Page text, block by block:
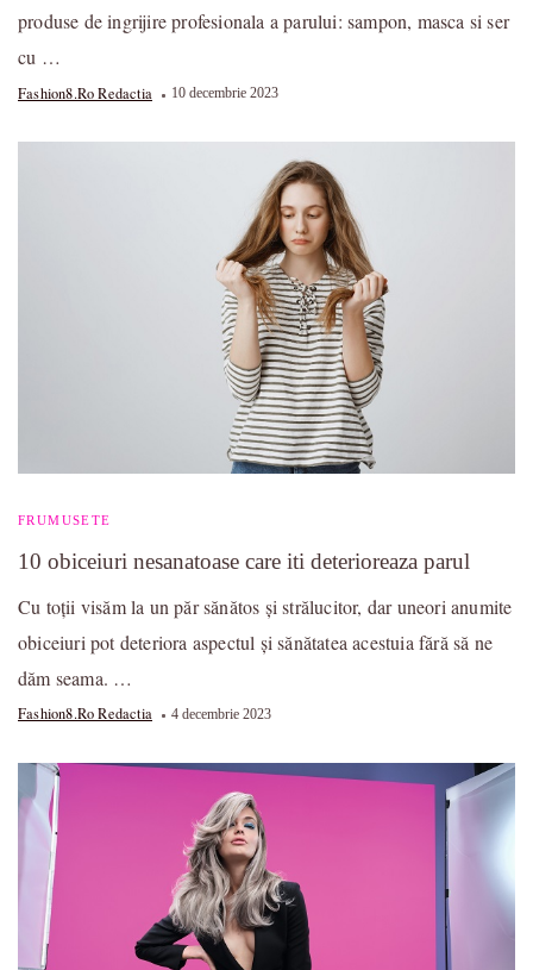
produse de ingrijire profesionala a parului: sampon, masca si ser
cu …
Fashion8.ro Redactia 10 decembrie 2023
FRUMUSETE
10 obiceiuri nesanatoase care iti deterioreaza parul
Cu toții visăm la un păr sănătos și strălucitor, dar uneori anumite
obiceiuri pot deteriora aspectul și sănătatea acestuia fără să ne
dăm seama. …
Fashion8.ro Redactia 4 decembrie 2023